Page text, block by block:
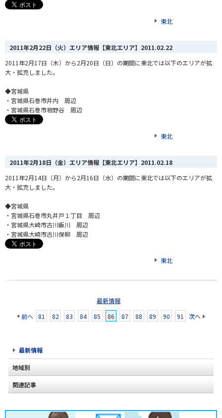
東北
2011年2月22日（火）エリア情報【東北エリア】 2011.02.22
2011年2月17日（木）から2月20日（日）の期間に東北では以下のエリアが拡
大・拡充しました。
◆宮城県
・宮城県石巻市井内 周辺
・宮城県石巻市相野谷 周辺
東北
2011年2月18日（金）エリア情報【東北エリア】 2011.02.18
2011年2月14日（月）から2月16日（水）の期間に東北では以下のエリアが拡
大・拡充しました。
◆宮城県
・宮城県石巻市丸井戸１丁目 周辺
・宮城県大崎市古川飯川 周辺
・宮城県大崎市古川保柳 周辺
東北
最新情報
前へ
81 82 83 84 85 86 87 88 89 90 91 次へ
最新情報
地域別
北海道
関連記事